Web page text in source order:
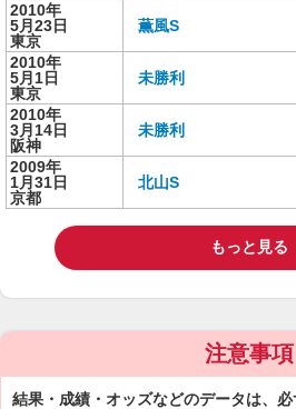
2010年
5月23日
東京
薫風S
2010年
5月1日
東京
未勝利
2010年
3月14日
阪神
未勝利
2009年
1月31日
京都
北山S
もっと見る
注意事項
結果・成績・オッズなどのデータは、